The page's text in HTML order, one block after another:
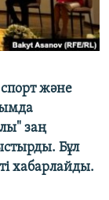
және
заң
Бұл
хабарлайды.